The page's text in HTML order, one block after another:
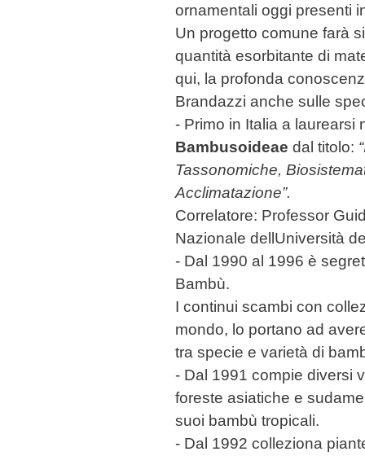
ornamentali oggi presenti
Un progetto comune farà
quantità esorbitante di
qui, la profonda
Brandazzi anche sulle
- Primo in Italia a laurearsi
Bambusoideae dal titolo:
Tassonomiche,
Acclimatazione”.
Correlatore: Professor
Nazionale dellUniversità
- Dal 1990 al 1996 è
Bambù.
I continui scambi con
mondo, lo portano ad
tra specie e varietà di
- Dal 1991 compie diversi
foreste asiatiche e
suoi bambù tropicali.
- Dal 1992 colleziona